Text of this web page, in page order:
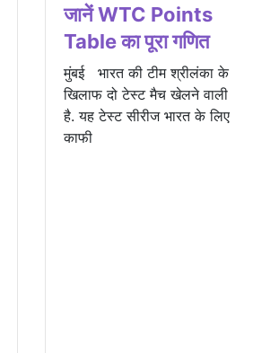
जानें WTC Points
Table का पूरा गणित
मुंबई भारत की टीम श्रीलंका के
खिलाफ दो टेस्ट मैच खेलने वाली
है. यह टेस्ट सीरीज भारत के लिए
काफी